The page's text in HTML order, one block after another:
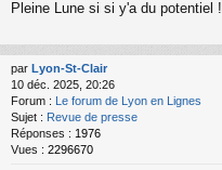
Pleine Lune si si y'a du potentiel !
par Lyon-St-Clair
10 déc. 2025, 20:26
Forum :
Le forum de Lyon en Lignes
Sujet : Revue de presse
Réponses : 1976
Vues : 2296670